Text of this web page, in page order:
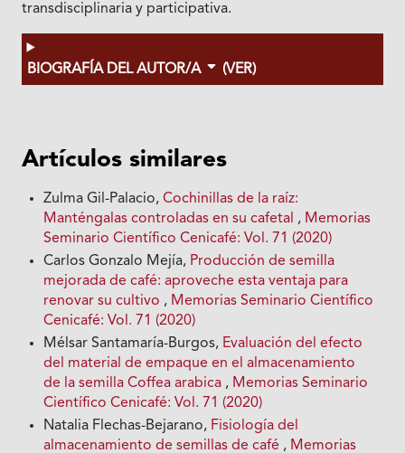
transdisciplinaria y participativa.
BIOGRAFÍA DEL AUTOR/A (VER)
Artículos similares
Zulma Gil-Palacio,Cochinillas de la raíz:
Manténgalas controladas en su cafetal , Memorias
Seminario Científico Cenicafé: Vol. 71 (2020)
Carlos Gonzalo Mejía, Producción de semilla
mejorada de café: aproveche esta ventaja para
renovar su cultivo , Memorias Seminario Científico
Cenicafé: Vol. 71 (2020)
Mélsar Santamaría-Burgos, Evaluación del efecto
del material de empaque en el almacenamiento
de la semilla Coffea arabica , Memorias Seminario
Científico Cenicafé: Vol. 71 (2020)
Natalia Flechas-Bejarano, Fisiología del
almacenamiento de semillas de café , Memorias